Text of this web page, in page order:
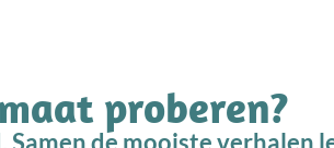
proberen?
de mooiste verhalen